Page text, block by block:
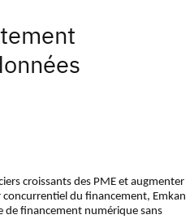
croissants des PME et augmenter
concurrentiel du financement, Emkan
de financement numérique sans